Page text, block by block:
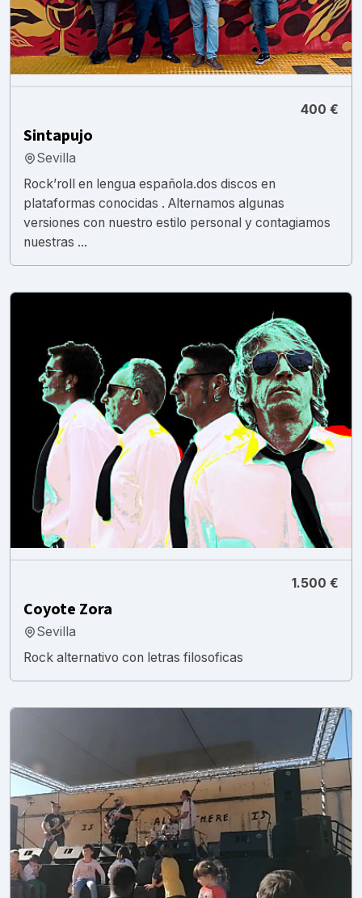
400 €
Sintapujo
Sevilla
Rock’roll en lengua española.dos discos en
plataformas conocidas . Alternamos algunas
versiones con nuestro estilo personal y contagiamos
nuestras ...
1.500 €
Coyote Zora
Sevilla
Rock alternativo con letras filosoficas